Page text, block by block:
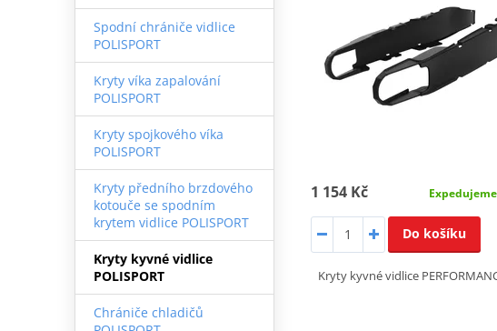
Spodní chrániče vidlice
POLISPORT
Kryty víka zapalování
POLISPORT
Kryty spojkového víka
POLISPORT
Kryty předního brzdového
kotouče se spodním
krytem vidlice POLISPORT
Kryty kyvné vidlice
POLISPORT
Chrániče chladičů
1 154 Kč
Do košíku
Kryty kyvné vidlice